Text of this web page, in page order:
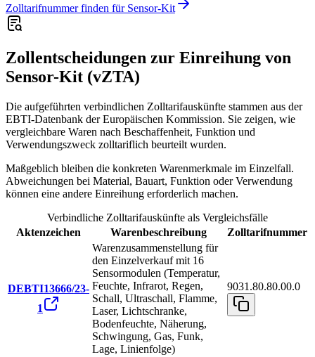
Zolltarifnummer finden für Sensor-Kit
Zollentscheidungen zur Einreihung von
Sensor-Kit (vZTA)
Die aufgeführten verbindlichen Zolltarifauskünfte stammen aus der
EBTI-Datenbank der Europäischen Kommission. Sie zeigen, wie
vergleichbare Waren nach Beschaffenheit, Funktion und
Verwendungszweck zolltariflich beurteilt wurden.
Maßgeblich bleiben die konkreten Warenmerkmale im Einzelfall.
Abweichungen bei Material, Bauart, Funktion oder Verwendung
können eine andere Einreihung erforderlich machen.
Verbindliche Zolltarifauskünfte als Vergleichsfälle
Aktenzeichen
Warenbeschreibung Zolltarifnummer
DEBTI13666/23-
1
Warenzusammenstellung für
den Einzelverkauf mit 16
Sensormodulen (Temperatur,
Feuchte, Infrarot, Regen,
Schall, Ultraschall, Flamme,
Laser, Lichtschranke,
Bodenfeuchte, Näherung,
Schwingung, Gas, Funk,
Lage, Linienfolge)
9031.80.80.00.0